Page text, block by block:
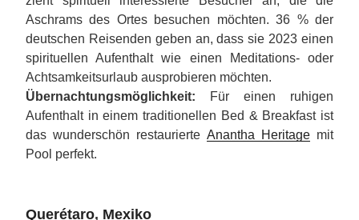
Aschrams des Ortes besuchen möchten. 36 % der
deutschen Reisenden geben an, dass sie 2023 einen
spirituellen Aufenthalt wie einen Meditations- oder
Achtsamkeitsurlaub ausprobieren möchten.
Übernachtungsmöglichkeit: Für einen ruhigen
Aufenthalt in einem traditionellen Bed & Breakfast ist
das wunderschön restaurierte Anantha Heritagemit
Pool perfekt.
Querétaro, Mexiko